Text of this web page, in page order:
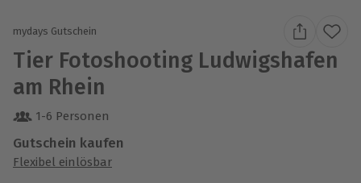
mydays Gutschein
Tier Fotoshooting Ludwigshafen
am Rhein
1-6 Personen
Gutschein kaufen
Flexibel einlösbar